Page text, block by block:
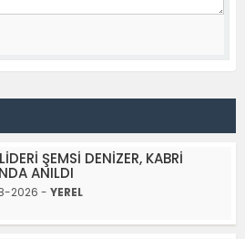
ŞEMSİ DENİZER, KABRİ
ANILDI
2026 - YEREL